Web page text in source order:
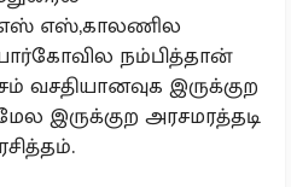
எஸ் எஸ்,காலணில
நம்பித்தான்
வசதியானவுக இருக்குற
இருக்குற அரசமரத்தடி